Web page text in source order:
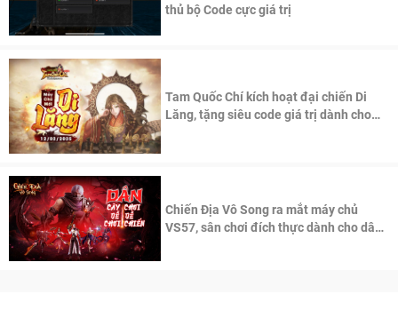
thủ bộ Code cực giá trị
Tam Quốc Chí kích hoạt đại chiến Di
Lăng, tặng siêu code giá trị dành cho
Chiến Địa Vô Song ra mắt máy chủ
VS57, sân chơi đích thực dành cho dân